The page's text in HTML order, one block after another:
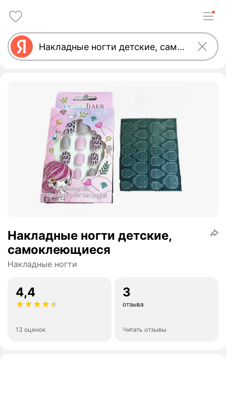
Накладные ногти детские,
самоклеющиеся
Накладные ногти
4,4
13 оценок
3
отзыва
Читать отзывы